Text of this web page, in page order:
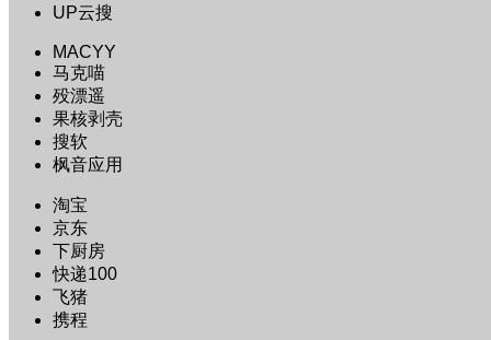
UP云搜
MACYY
马克喵
殁漂遥
果核剥壳
搜软
枫音应用
淘宝
京东
下厨房
快递100
飞猪
携程